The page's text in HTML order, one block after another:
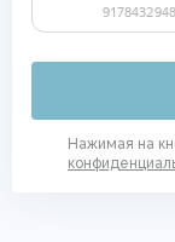
Нажимая на